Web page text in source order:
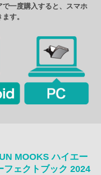
一度購入すると、スマホ
す。
MOOKS ハイエー
フェクトブック 2024